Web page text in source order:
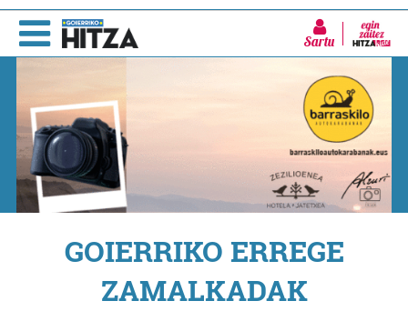
Sartu
GOIERRIKO ERREGE
ZAMALKADAK